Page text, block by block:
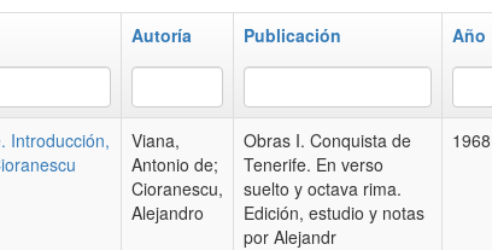
Autoría Publicación Año
Introducción,
Viana,
Antonio de;
Cioranescu,
Alejandro
Obras I. Conquista de
Tenerife. En verso
suelto y octava rima.
Edición, estudio y notas
por Alejandr
1968